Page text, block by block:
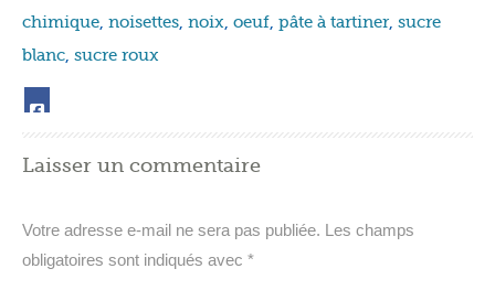
chimique, noisettes, noix, oeuf, pâte à tartiner, sucre
blanc, sucre roux
Laisser un commentaire
Votre adresse e-mail ne sera pas publiée. Les champs
obligatoires sont indiqués avec *